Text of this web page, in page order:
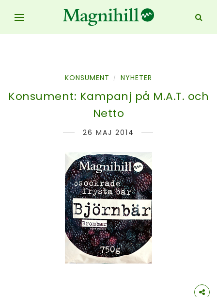
KONSUMENT / NYHETER
Konsument: Kampanj på M.A.T. och
Netto
26 MAJ 2014